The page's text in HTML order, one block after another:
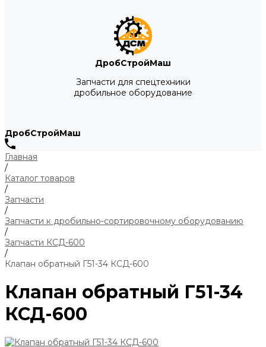
ДробСтройМаш
Запчасти для спецтехники
дробильное оборудование
ДробСтройМаш
Главная
/
Каталог товаров
/
Запчасти
/
Запчасти к дробильно-сортировочному оборудованию
/
Запчасти КСД-600
/
Клапан обратный Г51-34 КСД-600
Клапан обратный Г51-34
КСД-600